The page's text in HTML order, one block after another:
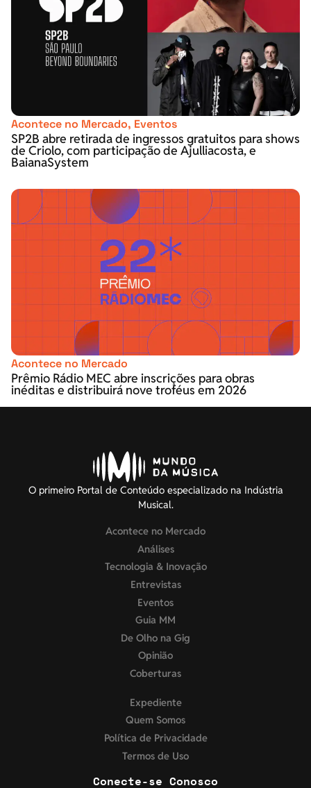
Acontece no Mercado, Eventos
SP2B abre retirada de ingressos gratuitos para shows
de Criolo, com participação de Ajulliacosta, e
BaianaSystem
Acontece no Mercado
Prêmio Rádio MEC abre inscrições para obras
inéditas e distribuirá nove troféus em 2026
O primeiro Portal de Conteúdo especializado na Indústria
Musical.
Acontece no Mercado
Análises
Tecnologia & Inovação
Entrevistas
Eventos
Guia MM
De Olho na Gig
Opinião
Coberturas
Expediente
Quem Somos
Política de Privacidade
Termos de Uso
Conecte-se Conosco